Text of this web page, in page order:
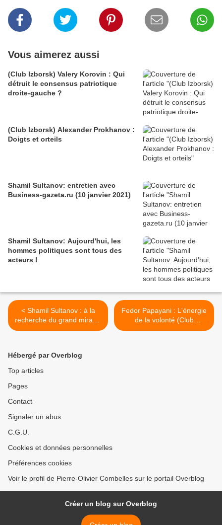
Vous aimerez aussi
(Club Izborsk) Valery Korovin : Qui
détruit le consensus patriotique
droite-gauche ?
(Club Izborsk) Alexander Prokhanov :
Doigts et orteils
Shamil Sultanov: entretien avec
Business-gazeta.ru (10 janvier 2021)
Shamil Sultanov: Aujourd'hui, les
hommes politiques sont tous des
acteurs !
< Shamil Sultanov : à la
recherche du grand miracle
bureaucratique (Club
Fedor Papayani : L'énergie
de la volonté (Club
d'Izborsk, 14 mai 2021) >
Hébergé par Overblog
Top articles
Pages
Contact
Signaler un abus
C.G.U.
Cookies et données personnelles
Préférences cookies
Voir le profil de Pierre-Olivier Combelles sur le portail Overblog
Créer un blog sur Overblog